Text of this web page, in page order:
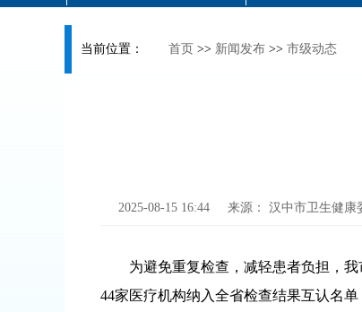
当前位置： 首页 >> 新闻发布 >> 市级动态
2025-08-15 16:44 来源： 汉中市卫生健康
为避免重复检查，减轻患者负担，
44家医疗机构纳入全省检查结果互认名